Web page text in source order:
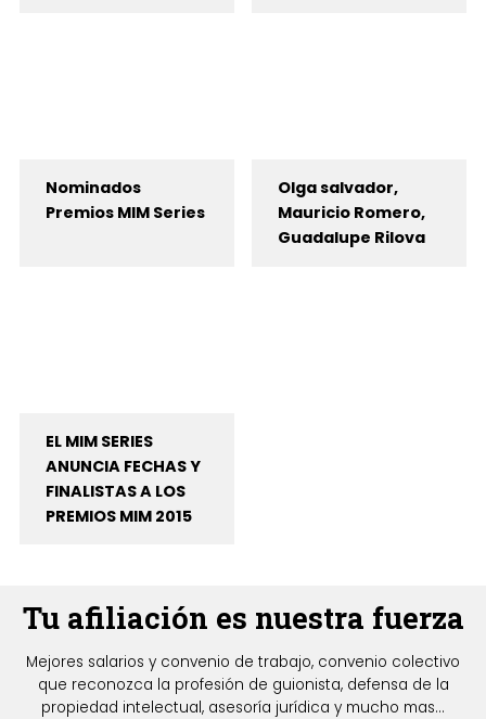
Nominados
Premios MIM Series
Olga salvador,
Mauricio Romero,
Guadalupe Rilova
EL MIM SERIES
ANUNCIA FECHAS Y
FINALISTAS A LOS
PREMIOS MIM 2015
Tu afiliación es nuestra fuerza
Mejores salarios y convenio de trabajo, convenio colectivo
que reconozca la profesión de guionista, defensa de la
propiedad intelectual, asesoría jurídica y mucho mas...